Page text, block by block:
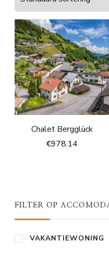
Chalet Bergglück
€978.14
FILTER OP
VAKANTIEWONING